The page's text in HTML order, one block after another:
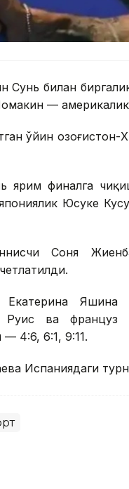
Сунь билан
—
ўйин
финалга
Юсуке
Соня
Яшина
Руис ва
— 4:6, 6:1, 9:11.
Испаниядаги